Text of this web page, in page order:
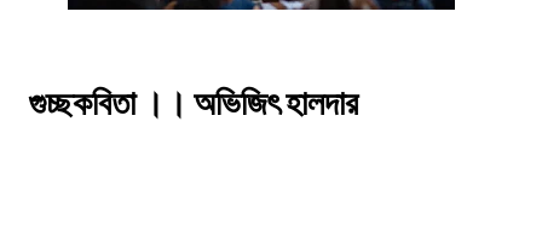
গুচ্ছকবিতা ।। অভিজিৎ হালদার